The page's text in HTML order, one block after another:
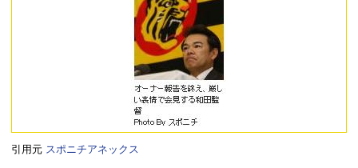
引用元 スポニチアネックス